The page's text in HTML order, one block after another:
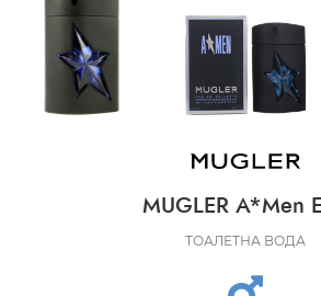
MUGLER A*Men
ТОАЛЕТНА ВОДА